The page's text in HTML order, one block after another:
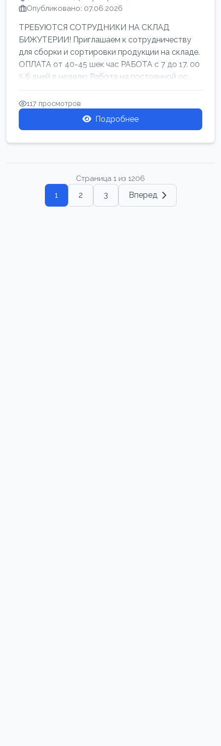
Опубликовано: 07.06.2026
ТРЕБУЮТСЯ СОТРУДНИКИ НА СКЛАД
БИЖУТЕРИИ! Приглашаем к сотрудничеству
для сборки и сортировки продукции на складе.
ОПЛАТА от 40-45 шек час РАБОТА с 7 до 17. 00
5 6 дней в неделю Работа на постоянной ос...
117 просмотров
Подробнее
Страница 1 из 1206
1 2 3 Вперед